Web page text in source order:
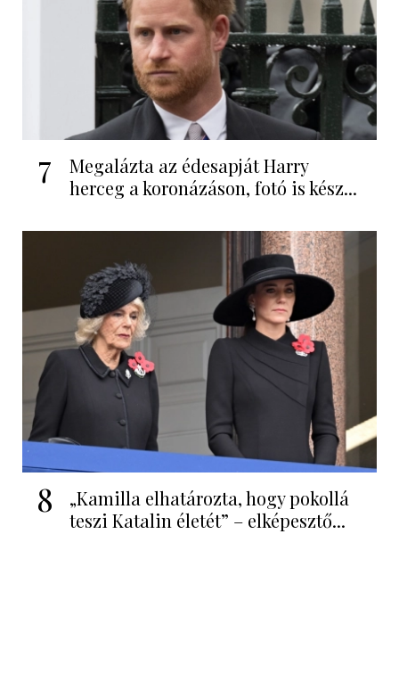
7
Megalázta az édesapját Harry
herceg a koronázáson, fotó is kész...
8
„Kamilla elhatározta, hogy pokollá
teszi Katalin életét” – elképesztő...